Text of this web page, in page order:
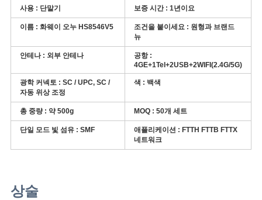
사용 : 단말기 보증 시간 : 1년이요
이름 : 화웨이 오누 HS8546V5 조건을 붙이세요 : 원형과 브랜드
뉴
안테나 : 외부 안테나
공항 :
4GE+1Tel+2USB+2WIFI(2.4G/5G)
광학 커넥토 : SC / UPC, SC /
자동 위상 조정
색 : 백색
총 중량 : 약 500g MOQ : 50개 세트
단일 모드 빛 섬유 : SMF 애플리케이션 : FTTH FTTB FTTX
네트워크
상술